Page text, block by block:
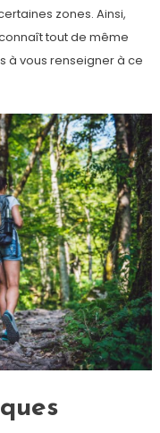
zones. Ainsi,
tout de même
à vous renseigner à ce